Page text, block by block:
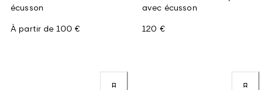
écusson
À partir de 100 €
avec écusson
120 €